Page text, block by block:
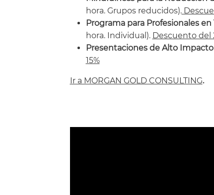
hora. Grupos reducidos).
Programa para Profesionales en
hora. Individual). Descuento del
Presentaciones de Alto Impacto
15%
Ir a MORGAN GOLD CONSULTING.